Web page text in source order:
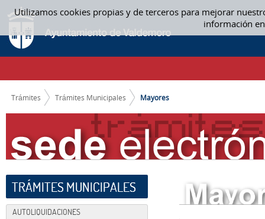
Utilizamos cookies propias y de terceros para mejorar
información
Saltar al contenido
MAYORES
CAMINO DE MIGAS
Trámites Trámites Municipales Mayores
TRÁMITES MUNICIPALES
AUTOLIQUIDACIONES